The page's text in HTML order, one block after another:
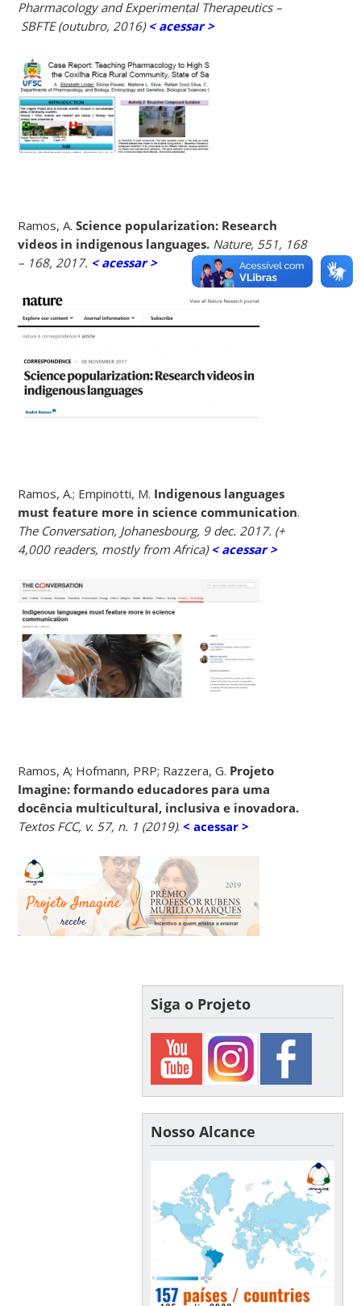
Pharmacology and Experimental Therapeutics –
SBFTE (outubro, 2016) < acessar >
Ramos, A.Science popularization: Research
videos in indigenous languages. Nature, 551, 168
– 168, 2017. < acessar >
Ramos, A.; Empinotti, M. Indigenous languages
must feature more in science communication.
The Conversation, Johanesbourg, 9 dec. 2017. (+
4,000 readers, mostly from Africa) < acessar >
Ramos, A; Hofmann, PRP; Razzera, G. Projeto
Imagine: formando educadores para uma
docência multicultural, inclusiva e inovadora.
Textos FCC, v. 57, n. 1 (2019).< acessar >
Siga o Projeto
Nosso Alcance